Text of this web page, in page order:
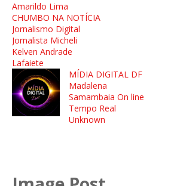
Amarildo Lima
CHUMBO NA NOTÍCIA
Jornalismo Digital
Jornalista Micheli
Kelven Andrade
Lafaiete
MÍDIA DIGITAL DF
Madalena
Samambaia On line
Tempo Real
Unknown